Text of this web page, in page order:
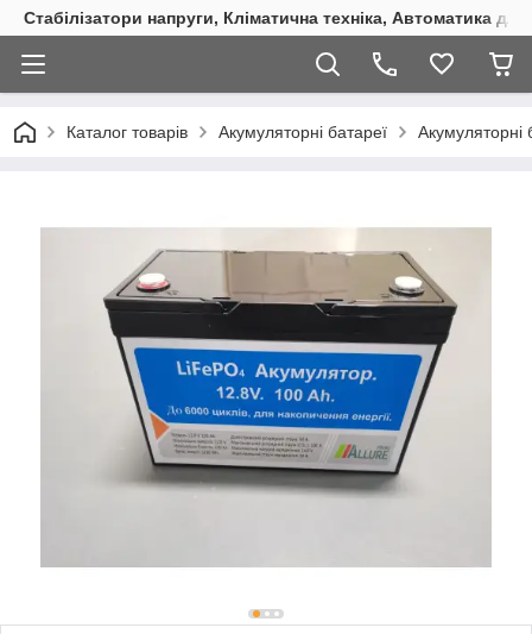
Стабілізатори напруги, Кліматична техніка, Автоматика
Каталог товарів Акумуляторні батареї Акумуляторні